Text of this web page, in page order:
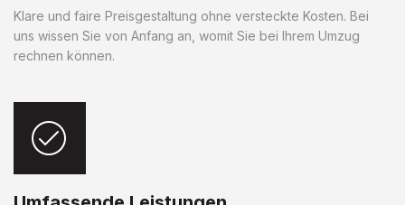
Klare und faire Preisgestaltung ohne versteckte Kosten. Bei
uns wissen Sie von Anfang an, womit Sie bei Ihrem Umzug
rechnen können.